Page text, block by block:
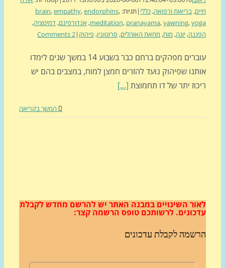
בריאות ורפואה,כללי|תגיות: brain,empathy,endorphins,
meditation,pranayama,yawning
,אנדורפינם,דמיטציה,
יוגה,מוח, מחאת האוהלים, סרוטונין,פיהוק|
2 Comments
עוברים מפהקים ברחם כבר בשבוע 14 במשך שנים לימדו
שפיהוק נועד להזרים חמצן למוח, במצבים בהם יש
יתר של דו תחמוצת[...]
המשך בקריאה
השינויים במבנה האתריש להרשם מחדש לקבלת
לרשותכם טופס הרשמה קצר:
לקבלת עדכונים